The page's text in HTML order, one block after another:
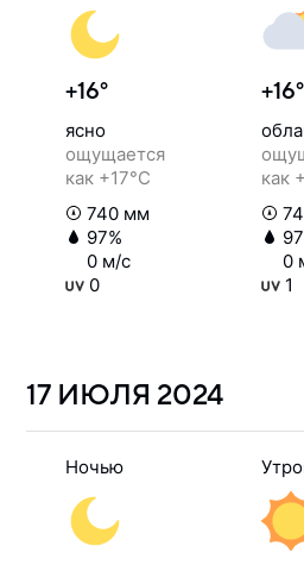
+16°
ясно
ощущается
как +17°C
740 мм
97%
0 м/с
0
+16°
как
0
1
17 ИЮЛЯ 2024
Ночью